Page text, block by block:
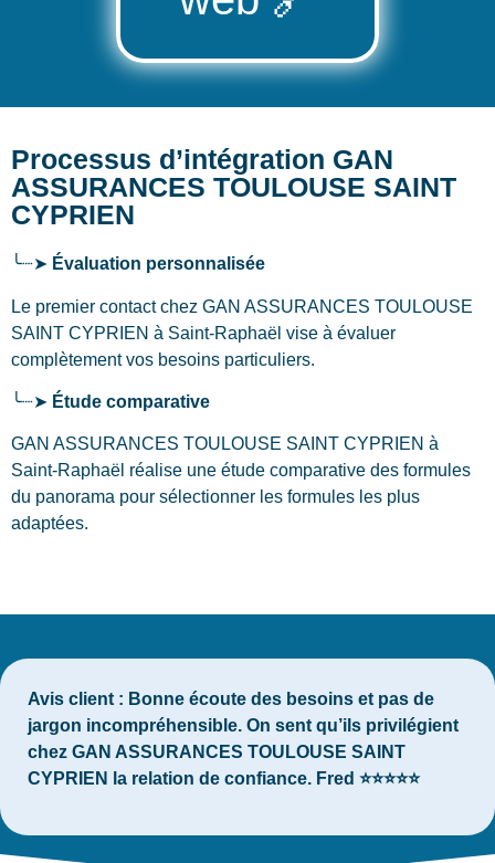
Processus d’intégration GAN
ASSURANCES TOULOUSE SAINT
CYPRIEN
╰┈➤ Évaluation personnalisée
Le premier contact chez GAN ASSURANCES TOULOUSE
SAINT CYPRIEN à Saint-Raphaël vise à évaluer
complètement vos besoins particuliers.
╰┈➤ Étude comparative
GAN ASSURANCES TOULOUSE SAINT CYPRIEN à
Saint-Raphaël réalise une étude comparative des formules
du panorama pour sélectionner les formules les plus
adaptées.
Avis client : Bonne écoute des besoins et pas de
jargon incompréhensible. On sent qu’ils privilégient
chez GAN ASSURANCES TOULOUSE SAINT
CYPRIEN la relation de confiance. Fred ⭐⭐⭐⭐⭐